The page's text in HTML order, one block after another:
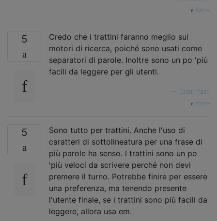
fonte
5
Credo che i trattini faranno meglio sui
motori di ricerca, poiché sono usati come
separatori di parole. Inoltre sono un po 'più
facili da leggere per gli utenti.
Grant Palin
fonte
5
Sono tutto per trattini. Anche l'uso di
caratteri di sottolineatura per una frase di
più parole ha senso. I trattini sono un po
'più veloci da scrivere perché non devi
premere il turno. Potrebbe finire per essere
una preferenza, ma tenendo presente
l'utente finale, se i trattini sono più facili da
leggere, allora usa em.